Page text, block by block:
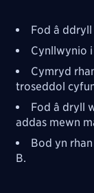
Fod â
Cynllwynio
Cymryd
troseddol
Fod â dryll
addas mewn
Bod yn
B.